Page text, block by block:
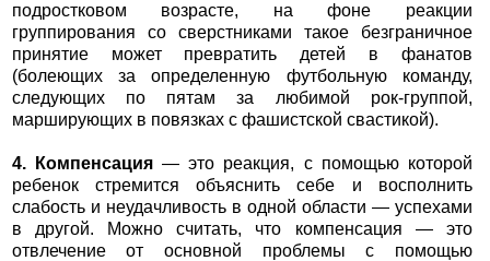
подростковом возрасте, на фоне реакции
группирования со сверстниками такое безграничное
принятие может превратить детей в фанатов
(болеющих за определенную футбольную команду,
следующих по пятам за любимой рок-группой,
марширующих в повязках с фашистской свастикой).
4. Компенсация— это реакция, с помощью которой
ребенок стремится объяснить себе и восполнить
слабость и неудачливость в одной области — успехами
в другой. Можно считать, что компенсация — это
отвлечение от основной проблемы с помощью